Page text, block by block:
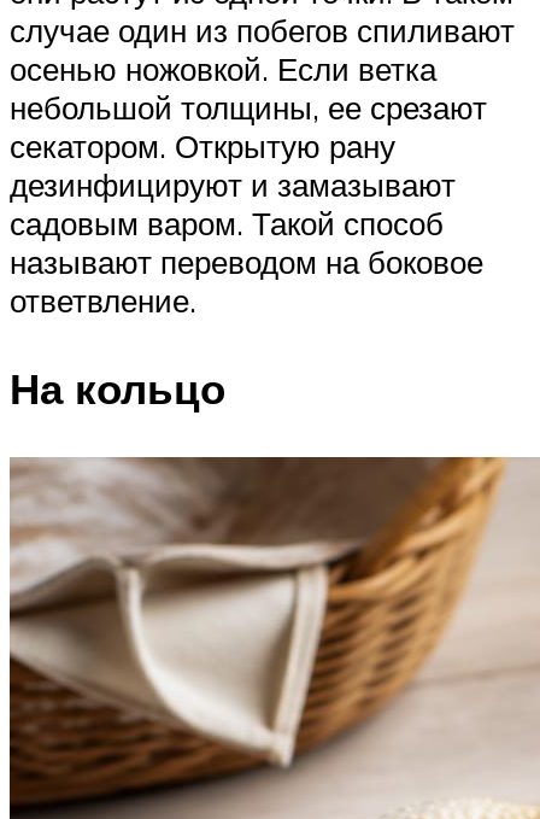
случае один из побегов спиливают
осенью ножовкой. Если ветка
небольшой толщины, ее срезают
секатором. Открытую рану
дезинфицируют и замазывают
садовым варом. Такой способ
называют переводом на боковое
ответвление.
На кольцо